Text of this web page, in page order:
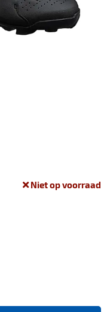
Niet op voorraad